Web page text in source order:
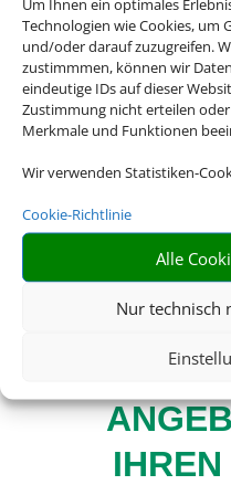
Technologien wie Cookies, um
und/oder darauf zuzugreifen.
zustimmmen, können wir
eindeutige IDs auf dieser
Zustimmung nicht erteilen
Merkmale und Funktionen
Wir verwenden Statistiken-
Cookie-Richtlinie
Alle
Nur technisch
Wir brauchen
Um diesen Inhalt
werden ggf.
DIE